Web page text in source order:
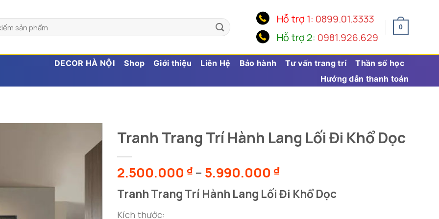
Hỗ trợ 1: 0899.01.3333
Hỗ trợ 2: 0981.926.629
0
DECOR HÀ NỘI Shop Giới thiệu Liên Hệ Bảo hành Tư vấn trang trí
Thần số học
Hướng dẫn thanh toán
Tranh Trang Trí Hành Lang Lối Đi Khổ Dọc
2.500.000 ₫ – 5.990.000 ₫Khoảng
từ
Tranh Trang Trí Hành Lang Lối Đi Khổ Dọc
Kích thước: